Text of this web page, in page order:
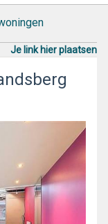
Je link hier plaatsen